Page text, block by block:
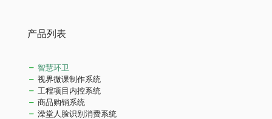
产品列表
智慧环卫
视界微课制作系统
工程项目内控系统
商品购销系统
澡堂人脸识别消费系统